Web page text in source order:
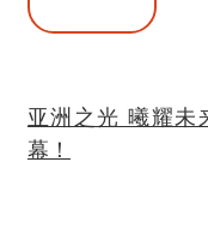
亚洲之光 曦耀未
幕！